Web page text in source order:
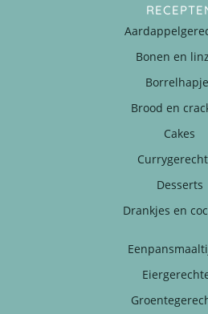
Bonen en
Brood en
Cakes
Desserts
Drankjes en